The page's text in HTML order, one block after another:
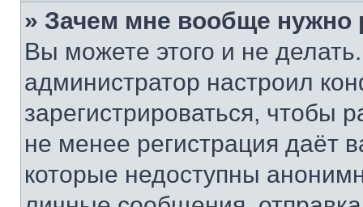
» Зачем мне вообще нужно
Вы можете этого и не
администратор настроил
зарегистрироваться, чтобы
не менее регистрация даёт
которые недоступны